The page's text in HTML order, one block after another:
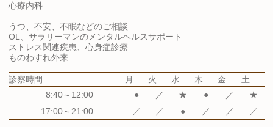
心療内科
うつ、不安、不眠などのご相談
OL、サラリーマンのメンタルヘルスサポート
ストレス関連疾患、心身症診療
ものわすれ外来
診察時間 月 火 水 木 金
土
8:40～12:00
● ／ ★ ● ／
★
17:00～21:00
／ ／ ● ／ ／ ／